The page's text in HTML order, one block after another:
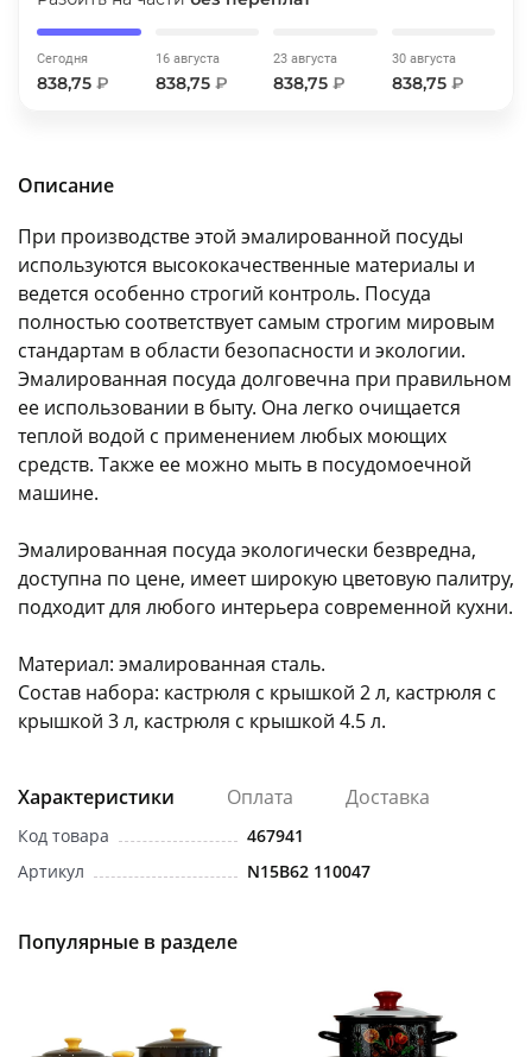
Сегодня
838,75 ₽
16 августа
838,75 ₽
23 августа
838,75 ₽
30 августа
838,75 ₽
Описание
При производстве этой эмалированной посуды
используются высококачественные материалы и
ведется особенно строгий контроль. Посуда
полностью соответствует самым строгим мировым
стандартам в области безопасности и экологии.
Эмалированная посуда долговечна при правильном
ее использовании в быту. Она легко очищается
теплой водой с применением любых моющих
средств. Также ее можно мыть в посудомоечной
машине.
Эмалированная посуда экологически безвредна,
доступна по цене, имеет широкую цветовую палитру,
подходит для любого интерьера современной кухни.
Материал: эмалированная сталь.
Состав набора: кастрюля с крышкой 2 л, кастрюля с
крышкой 3 л, кастрюля с крышкой 4.5 л.
Характеристики Оплата Доставка
Код товара
467941
Артикул
N15B62 110047
Популярные в разделе
об оплате Плайтом
недели
раз в 2 недели